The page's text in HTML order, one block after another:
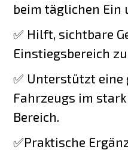
beim täglichen Ein
✅ Hilft, sichtbare
Einstiegsbereich
✅ Unterstützt eine
Fahrzeugs im
Bereich.
✅Praktische